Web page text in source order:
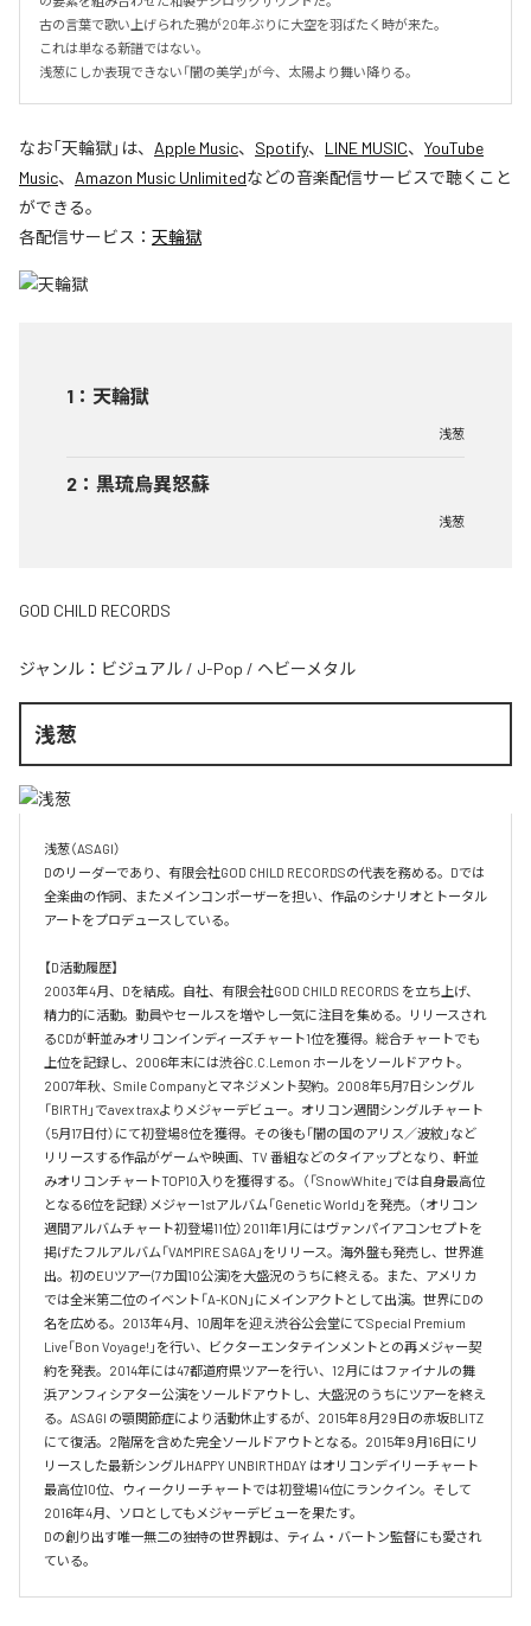
古の言葉で歌い上げられた鴉が20年ぶりに大空を羽ばたく時が来た。
これは単なる新譜ではない。
浅葱にしか表現できない「闇の美学」が今、太陽より舞い降りる。
なお「天輪獄」は、 Apple Music、 Spotify、 LINE MUSIC、 YouTube
Music、 Amazon Music Unlimitedなどの音楽配信サービスで聴くこと
ができる。
各配信サービス： 天輪獄
1 ： 天輪獄
浅葱
2 ： 黒琉烏異怒蘇
浅葱
GOD CHILD RECORDS
ジャンル： ビジュアル / J-Pop / ヘビーメタル
浅葱
浅葱（ASAGI）
Dのリーダーであり、有限会社GOD CHILD RECORDSの代表を務める。Dでは
全楽曲の作詞、またメインコンポーザーを担い、作品のシナリオとトータル
アートをプロデュースしている。
【D活動履歴】
2003年4月、Dを結成。自社、有限会社GOD CHILD RECORDS を立ち上げ、
精力的に活動。動員やセールスを増やし一気に注目を集める。リリースされ
るCDが軒並みオリコンインディーズチャート1位を獲得。総合チャートでも
上位を記録し、2006年末には渋谷C.C.Lemon ホールをソールドアウト。
2007年秋、Smile Companyとマネジメント契約。2008年5月7日シングル
「BIRTH」でavex traxよりメジャーデビュー。オリコン週間シングルチャート
（5月17日付）にて初登場8位を獲得。その後も「闇の国のアリス／波紋」など
リリースする作品がゲームや映画、TV 番組などのタイアップとなり、軒並
みオリコンチャートTOP10入りを獲得する。（「SnowWhite」では自身最高位
となる6位を記録）メジャー1stアルバム「Genetic World」を発売。（オリコン
週間アルバムチャート初登場11位）2011年1月にはヴァンパイアコンセプトを
掲げたフルアルバム「VAMPIRE SAGA」をリリース。海外盤も発売し、世界進
出。初のEUツアー(7カ国10公演)を大盛況のうちに終える。また、アメリカ
では全米第二位のイベント「A-KON」にメインアクトとして出演。世界にDの
名を広める。2013年4月、10周年を迎え渋谷公会堂にてSpecial Premium
Live「Bon Voyage!」を行い、ビクターエンタテインメントとの再メジャー契
約を発表。2014年には47都道府県ツアーを行い、12月にはファイナルの舞
浜アンフィシアター公演をソールドアウトし、大盛況のうちにツアーを終え
る。ASAGI の顎関節症により活動休止するが、2015年8月29日の赤坂BLITZ
にて復活。2階席を含めた完全ソールドアウトとなる。2015年9月16日にリ
リースした最新シングルHAPPY UNBIRTHDAY はオリコンデイリーチャート
最高位10位、ウィークリーチャートでは初登場14位にランクイン。そして
2016年4月、ソロとしてもメジャーデビューを果たす。
Dの創り出す唯一無二の独特の世界観は、ティム・バートン監督にも愛され
ている。